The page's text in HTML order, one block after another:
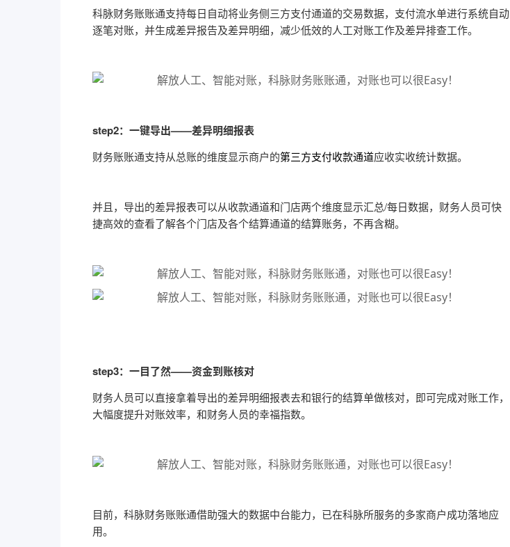
科脉财务账账通支持每日自动将业务侧三方支付通道的交易数据，支付流水单进行系统自动
逐笔对账，并生成差异报告及差异明细，减少低效的人工对账工作及差异排查工作。
step2：一键导出——差异明细报表
财务账账通支持从总账的维度显示商户的第三方支付收款通道应收实收统计数据。
并且，导出的差异报表可以从收款通道和门店两个维度显示汇总/每日数据，财务人员可快
捷高效的查看了解各个门店及各个结算通道的结算账务，不再含糊。
step3：一目了然——资金到账核对
财务人员可以直接拿着导出的差异明细报表去和银行的结算单做核对，即可完成对账工作，
大幅度提升对账效率，和财务人员的幸福指数。
目前，科脉财务账账通借助强大的数据中台能力，已在科脉所服务的多家商户成功落地应
用。